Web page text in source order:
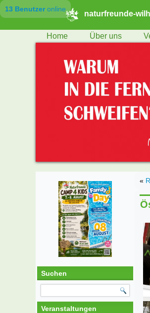
13 Benutzeronline
naturfreunde-
Home Über uns
Suchen
Veranstaltungen
«